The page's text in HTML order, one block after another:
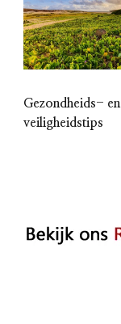
Gezondheids- en
veiligheidstips